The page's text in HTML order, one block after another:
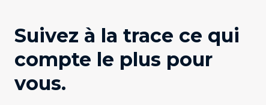
Suivez à la trace ce qui
compte le plus pour
vous.